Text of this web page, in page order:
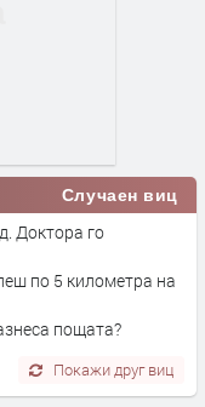
Случаен виц
Доктора го
по 5 километра на
пощата?
Покажи друг виц